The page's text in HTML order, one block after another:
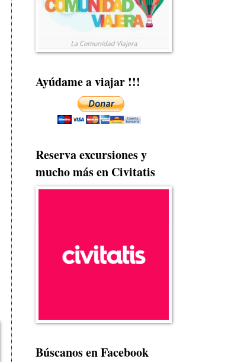
Ayúdame a viajar !!!
Reserva excursiones y
mucho más en Civitatis
Búscanos en Facebook